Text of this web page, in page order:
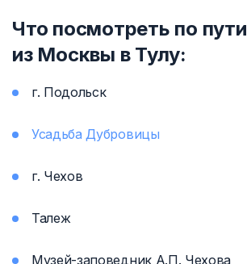
Что посмотреть по пути
из Москвы в Тулу:
г. Подольск
Усадьба Дубровицы
г. Чехов
Талеж
Музей-заповедник А.П. Чехова